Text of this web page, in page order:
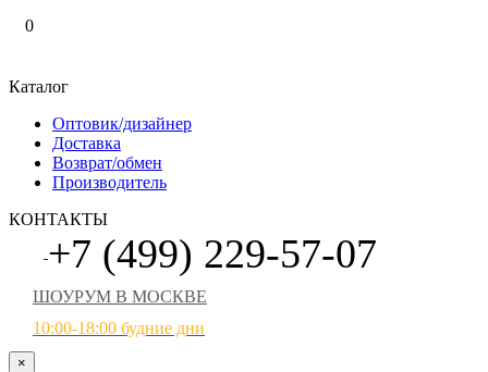
0
Каталог
Оптовик/дизайнер
Доставка
Возврат/обмен
Производитель
КОНТАКТЫ
+7 (499) 229-57-07
ШОУРУМ В МОСКВЕ
10:00-18:00 будние дни
×